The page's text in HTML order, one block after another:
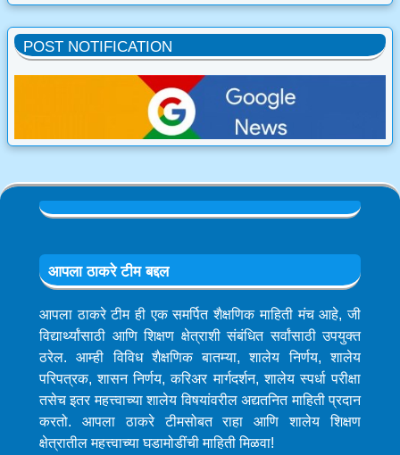
POST NOTIFICATION
आपला ठाकरे टीम बद्दल
आपला ठाकरे टीम ही एक समर्पित शैक्षणिक माहिती मंच आहे, जी
विद्यार्थ्यांसाठी आणि शिक्षण क्षेत्राशी संबंधित सर्वांसाठी उपयुक्त
ठरेल. आम्ही विविध शैक्षणिक बातम्या, शालेय निर्णय, शालेय
परिपत्रक, शासन निर्णय, करिअर मार्गदर्शन, शालेय स्पर्धा परीक्षा
तसेच इतर महत्त्वाच्या शालेय विषयांवरील अद्यतनित माहिती प्रदान
करतो. आपला ठाकरे टीमसोबत राहा आणि शालेय शिक्षण
क्षेत्रातील महत्त्वाच्या घडामोडींची माहिती मिळवा!